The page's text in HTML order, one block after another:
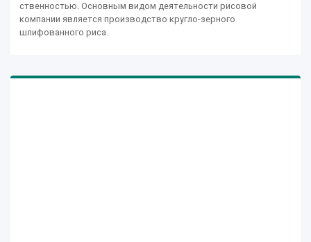
ственностью. Основным видом деятельности рисовой
компании является производство кругло-зерного
шлифованного риса.